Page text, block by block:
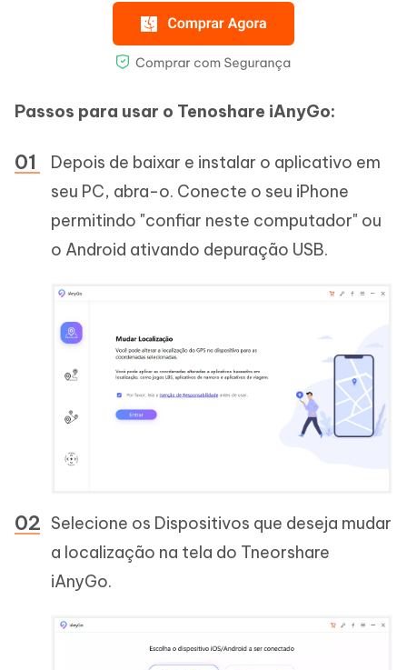
Passos para usar o Tenoshare iAnyGo:
Depois de baixar e instalar o aplicativo em
seu PC, abra-o. Conecte o seu iPhone
permitindo "confiar neste computador" ou
o Android ativando depuração USB.
Selecione os Dispositivos que deseja mudar
a localização na tela do Tneorshare
iAnyGo.